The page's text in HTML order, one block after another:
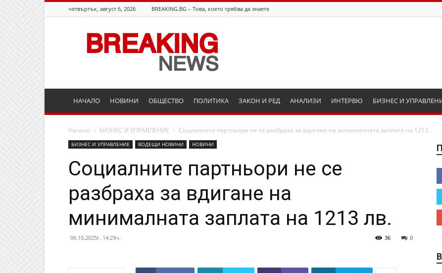
четвъртък, август 6, 2026 BREAKING.BG – Това, което трябва да знаете
Breaking.bg
НАЧАЛО НОВИНИ ОБЩЕСТВО ПОЛИТИКА ЗАКОН И РЕД АНАЛИЗИ ИНТЕРВЮ БИЗНЕС И
Начало БИЗНЕС И УПРАВЛЕНИЕ Социалните партньори не се разбраха за вдигане на минималната заплата на 1213...
БИЗНЕС И УПРАВЛЕНИЕ ВОДЕЩИ НОВИНИ НОВИНИ
Социалните партньори не се
разбраха за вдигане на
минималната заплата на 1213 лв.
06.10.2025г. 14:29ч. 0
36